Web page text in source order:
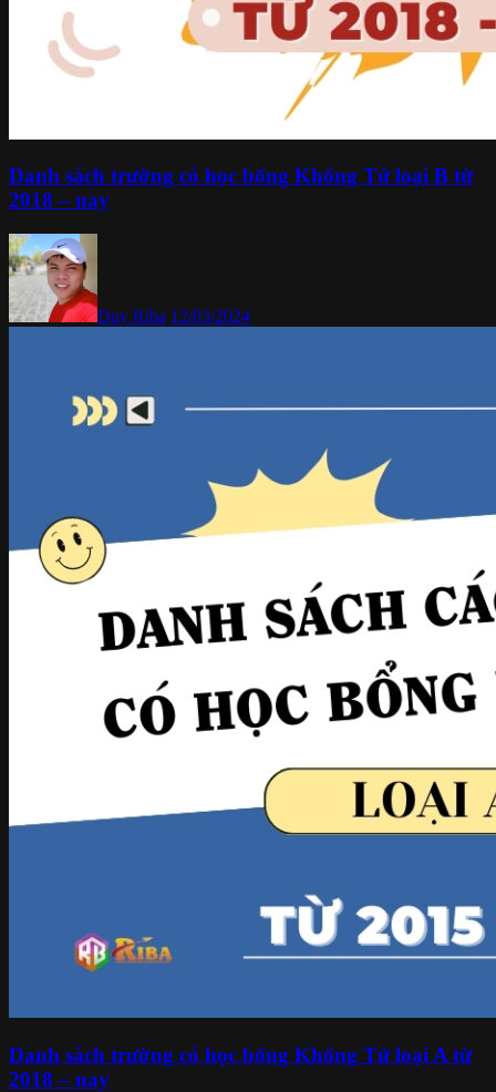
Danh sách trường có học bổng Khổng Tử loại B từ
2018 – nay
Duy Riba 12/03/2024
Danh sách trường có học bổng Khổng Tử loại A từ
2018 – nay